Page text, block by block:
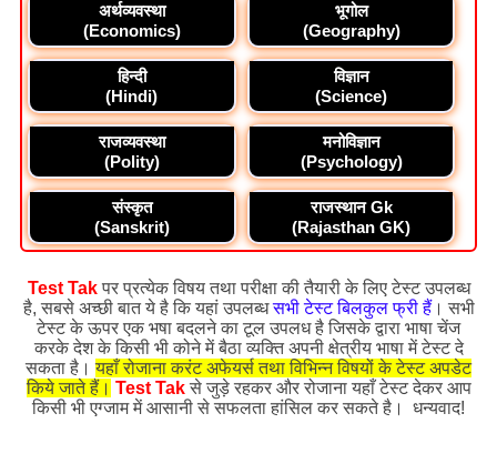
अर्थव्यवस्था
(Economics)
भूगोल
(Geography)
हिन्दी
(Hindi)
विज्ञान
(Science)
राजव्यवस्था
(Polity)
मनोविज्ञान
(Psychology)
संस्कृत
(Sanskrit)
राजस्थान Gk
(Rajasthan GK)
Test Takपर प्रत्येक विषय तथा परीक्षा की तैयारी के लिए टेस्ट उपलब्ध
है, सबसे अच्छी बात ये है कि यहां उपलब्धसभी टेस्ट बिलकुल फ्री हैं। सभी
टेस्ट के ऊपर एक भषा बदलने का टूल उपलध है जिसके द्वारा भाषा चेंज
करके देश के किसी भी कोने में बैठा व्यक्ति अपनी क्षेत्रीय भाषा में टेस्ट दे
सकता है।यहाँ रोजाना करंट अफेयर्स तथा विभिन्न विषयों के टेस्ट अपडेट
किये जाते हैं। Test Takसे जुड़े रहकर और रोजाना यहाँ टेस्ट देकर आप
किसी भी एग्जाम में आसानी से सफलता हांसिल कर सकते है। धन्यवाद!